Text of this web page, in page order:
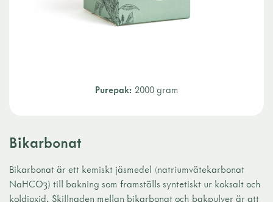
Purepak: 2000 gram
Bikarbonat
Bikarbonat är ett kemiskt jäsmedel (natriumvätekarbonat
NaHCOȝ) till bakning som framställs syntetiskt ur koksalt och
koldioxid. Skillnaden mellan bikarbonat och bakpulver är att